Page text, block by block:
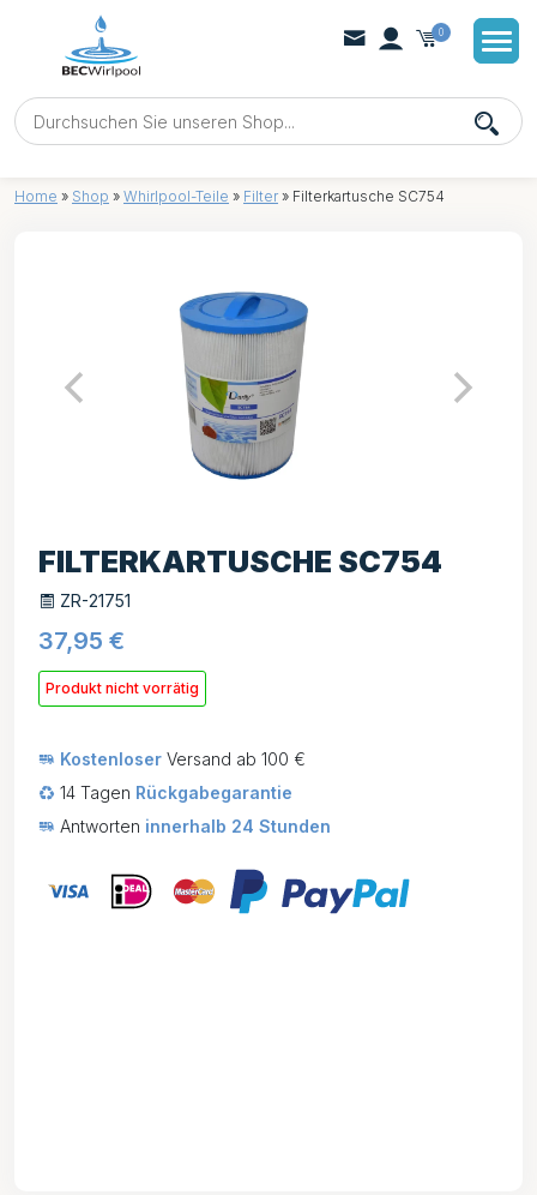
0
Home » Shop » Whirlpool-Teile » Filter » Filterkartusche SC754
FILTERKARTUSCHE SC754
ZR-21751
37,95 €
Produkt nicht vorrätig
Kostenloser Versand ab 100 €
14 Tagen Rückgabegarantie
Antworten innerhalb 24 Stunden